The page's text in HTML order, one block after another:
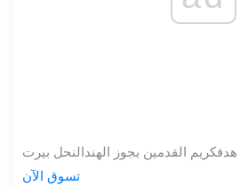
هدفكريم القدمين بجوز الهندالنحل بيرت
تسوق الآن